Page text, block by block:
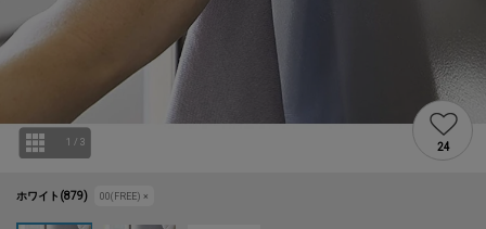
ホワイト(879) 00(FREE) ×
1 / 3 24